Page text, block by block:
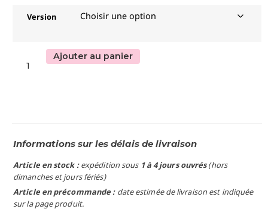
Version
Ajouter au panier
Informations sur les délais de livraison
Article en stock :expédition sous 1 à 4 jours ouvrés(hors
dimanches et jours fériés)
Article en précommande : date estimée de livraison est indiquée
sur la page produit.